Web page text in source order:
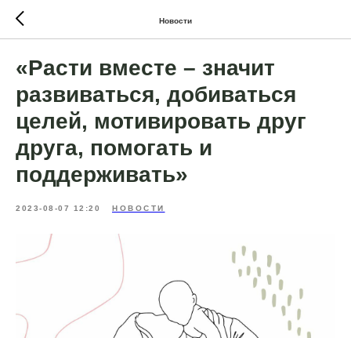
Новости
«Расти вместе – значит
развиваться, добиваться
целей, мотивировать друг
друга, помогать и
поддерживать»
2023-08-07 12:20 НОВОСТИ